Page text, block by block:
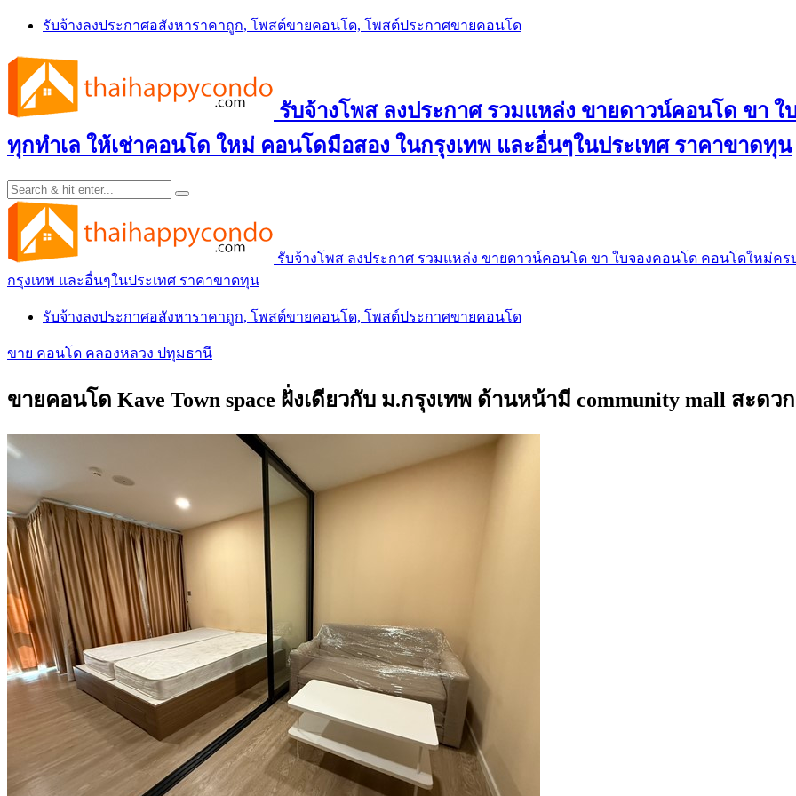
Skip
content
รับจ้างลงประกาศอสังหาราคาถูก, โพสต์ขายคอนโด, โพสต์ประกาศขายคอนโด
รับจ้างโพส ลงประกาศ รวมแหล่ง ขายดาวน์คอนโด ขา
ทุกทำเล ให้เช่าคอนโด ใหม่ คอนโดมือสอง ในกรุงเทพ และอื่นๆในประเทศ ราคาขาดทุน
รับจ้างโพส ลงประกาศ รวมแหล่ง ขายดาวน์คอนโด ขา ใบจองคอนโด คอนโดใหม่ค
กรุงเทพ และอื่นๆในประเทศ ราคาขาดทุน
รับจ้างลงประกาศอสังหาราคาถูก, โพสต์ขายคอนโด, โพสต์ประกาศขายคอนโด
ขาย คอนโด คลองหลวง ปทุมธานี
ขายคอนโด Kave Town space ฝั่งเดียวกับ ม.กรุงเทพ ด้านหน้ามี community mall สะดว